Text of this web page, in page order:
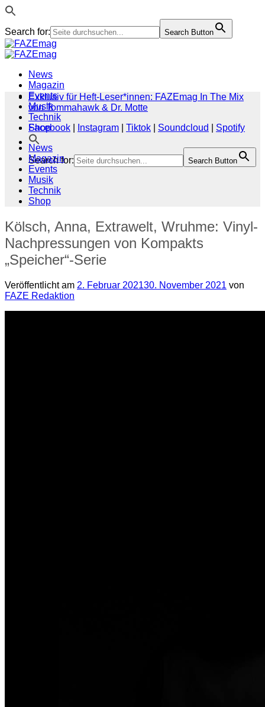
Search for: Search Button
Zum
Inhalt
News
Magazin
Events
Musik
Technik
Shop
Search for: Search Button
Exklusiv für Heft-Leser*innen: FAZEmag In The Mix
von Tommahawk & Dr. Motte
Facebook
Instagram Tiktok Soundcloud
Spotify
News
Magazin
Events
Musik
Technik
Shop
Kölsch, Anna, Extrawelt, Wruhme: Vinyl-
Nachpressungen von Kompakts
„Speicher“-Serie
Veröffentlicht am 2. Februar 202130. November 2021 von
FAZE Redaktion